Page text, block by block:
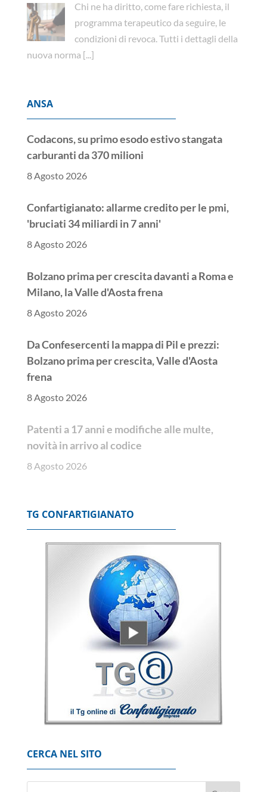
Chi ne ha diritto, come fare richiesta, il
programma terapeutico da seguire, le
condizioni di revoca. Tutti i dettagli della
nuova norma [...]
ANSA
Codacons, su primo esodo estivo stangata
carburanti da 370 milioni
8 Agosto 2026
Confartigianato: allarme credito per le pmi,
'bruciati 34 miliardi in 7 anni'
8 Agosto 2026
Bolzano prima per crescita davanti a Roma e
Milano, la Valle d'Aosta frena
8 Agosto 2026
Da Confesercenti la mappa di Pil e prezzi:
Bolzano prima per crescita, Valle d'Aosta
frena
8 Agosto 2026
Patenti a 17 anni e modifiche alle multe,
novità in arrivo al codice
8 Agosto 2026
TG CONFARTIGIANATO
CERCA NEL SITO